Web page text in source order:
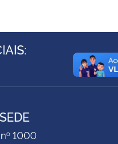
Regional
da Família e dos Direitos Humanos
1000